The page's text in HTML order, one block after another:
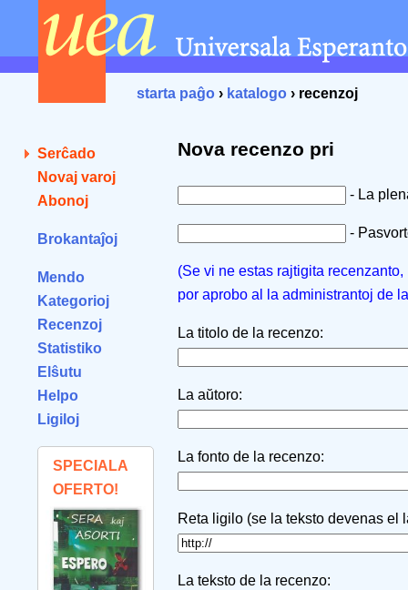
starta paĝo › katalogo › recenzoj
Serĉado
Novaj varoj
Abonoj
Brokantaĵoj
Mendo
Kategorioj
Recenzoj
Statistiko
Elŝutu
Helpo
Ligiloj
SPECIALA
OFERTO!
Nova recenzo pri
- La
-
(Se vi ne estas rajtigita
por aprobo al la administrantoj de
La titolo de la recenzo:
La aŭtoro:
La fonto de la recenzo:
Reta ligilo (se la teksto devenas el
La teksto de la recenzo: